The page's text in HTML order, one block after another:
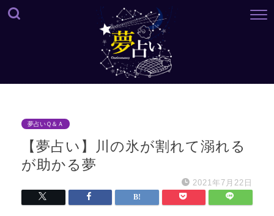
夢占いＱ＆Ａ
【夢占い】川の氷が割れて溺れる
が助かる夢
2021年7月22日